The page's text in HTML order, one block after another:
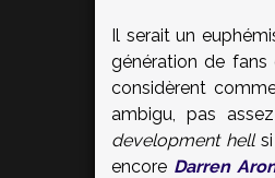
Il serait un
génération de
considèrent
ambigu, pas assez
development hellsi
encore Darren